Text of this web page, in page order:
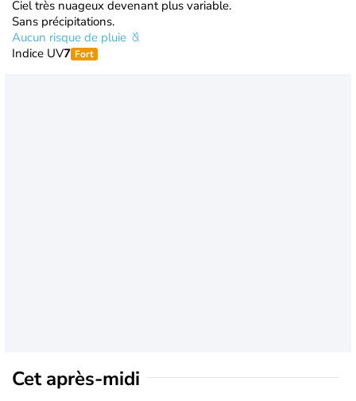
Ciel très nuageux devenant plus variable.
Sans précipitations.
Aucun risque de pluie
Indice UV7 Fort
Cet après-midi